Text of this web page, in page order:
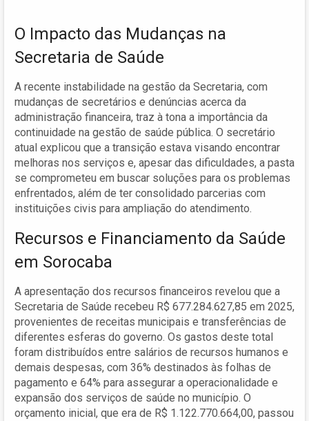
O Impacto das Mudanças na
Secretaria de Saúde
A recente instabilidade na gestão da Secretaria, com
mudanças de secretários e denúncias acerca da
administração financeira, traz à tona a importância da
continuidade na gestão de saúde pública. O secretário
atual explicou que a transição estava visando encontrar
melhoras nos serviços e, apesar das dificuldades, a pasta
se comprometeu em buscar soluções para os problemas
enfrentados, além de ter consolidado parcerias com
instituições civis para ampliação do atendimento.
Recursos e Financiamento da Saúde
em Sorocaba
A apresentação dos recursos financeiros revelou que a
Secretaria de Saúde recebeu R$ 677.284.627,85 em 2025,
provenientes de receitas municipais e transferências de
diferentes esferas do governo. Os gastos deste total
foram distribuídos entre salários de recursos humanos e
demais despesas, com 36% destinados às folhas de
pagamento e 64% para assegurar a operacionalidade e
expansão dos serviços de saúde no município. O
orçamento inicial, que era de R$ 1.122.770.664,00, passou